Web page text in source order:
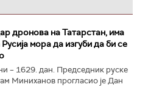
дронова на Татарстан, има
мора да изгуби да би се
– 1629. дан. Председник руске
Миниханов прогласио је Дан